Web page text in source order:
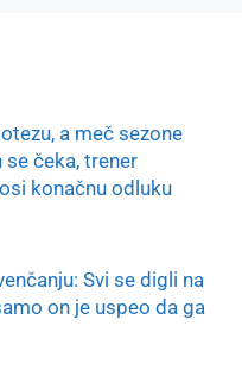
a meč sezone
se čeka, trener
konačnu odluku
Svi se digli na
on je uspeo da ga